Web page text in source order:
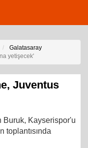
Galatasaray
yetişecek'
Juventus
Buruk, Kayserispor'u
toplantısında